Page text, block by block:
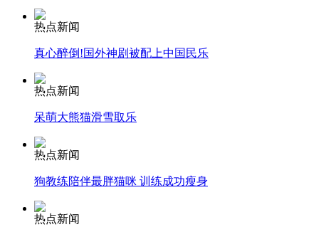
安徽一实载49人客车翻车
走！跟着总书记去植树
消防员救轻生者
热点新闻
真心醉倒!国外神剧被配上中国民乐
热点新闻
呆萌大熊猫滑雪取乐
热点新闻
狗教练陪伴最胖猫咪 训练成功瘦身
热点新闻